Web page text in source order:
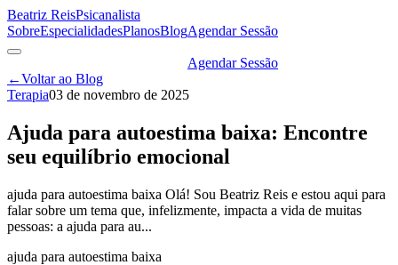
Beatriz ReisPsicanalista
SobreEspecialidadesPlanosBlogAgendar Sessão
Agendar Sessão
←Voltar ao Blog
Terapia03 de novembro de 2025
Ajuda para autoestima baixa: Encontre
seu equilíbrio emocional
ajuda para autoestima baixa Olá! Sou Beatriz Reis e estou aqui para
falar sobre um tema que, infelizmente, impacta a vida de muitas
pessoas: a ajuda para au...
ajuda para autoestima baixa